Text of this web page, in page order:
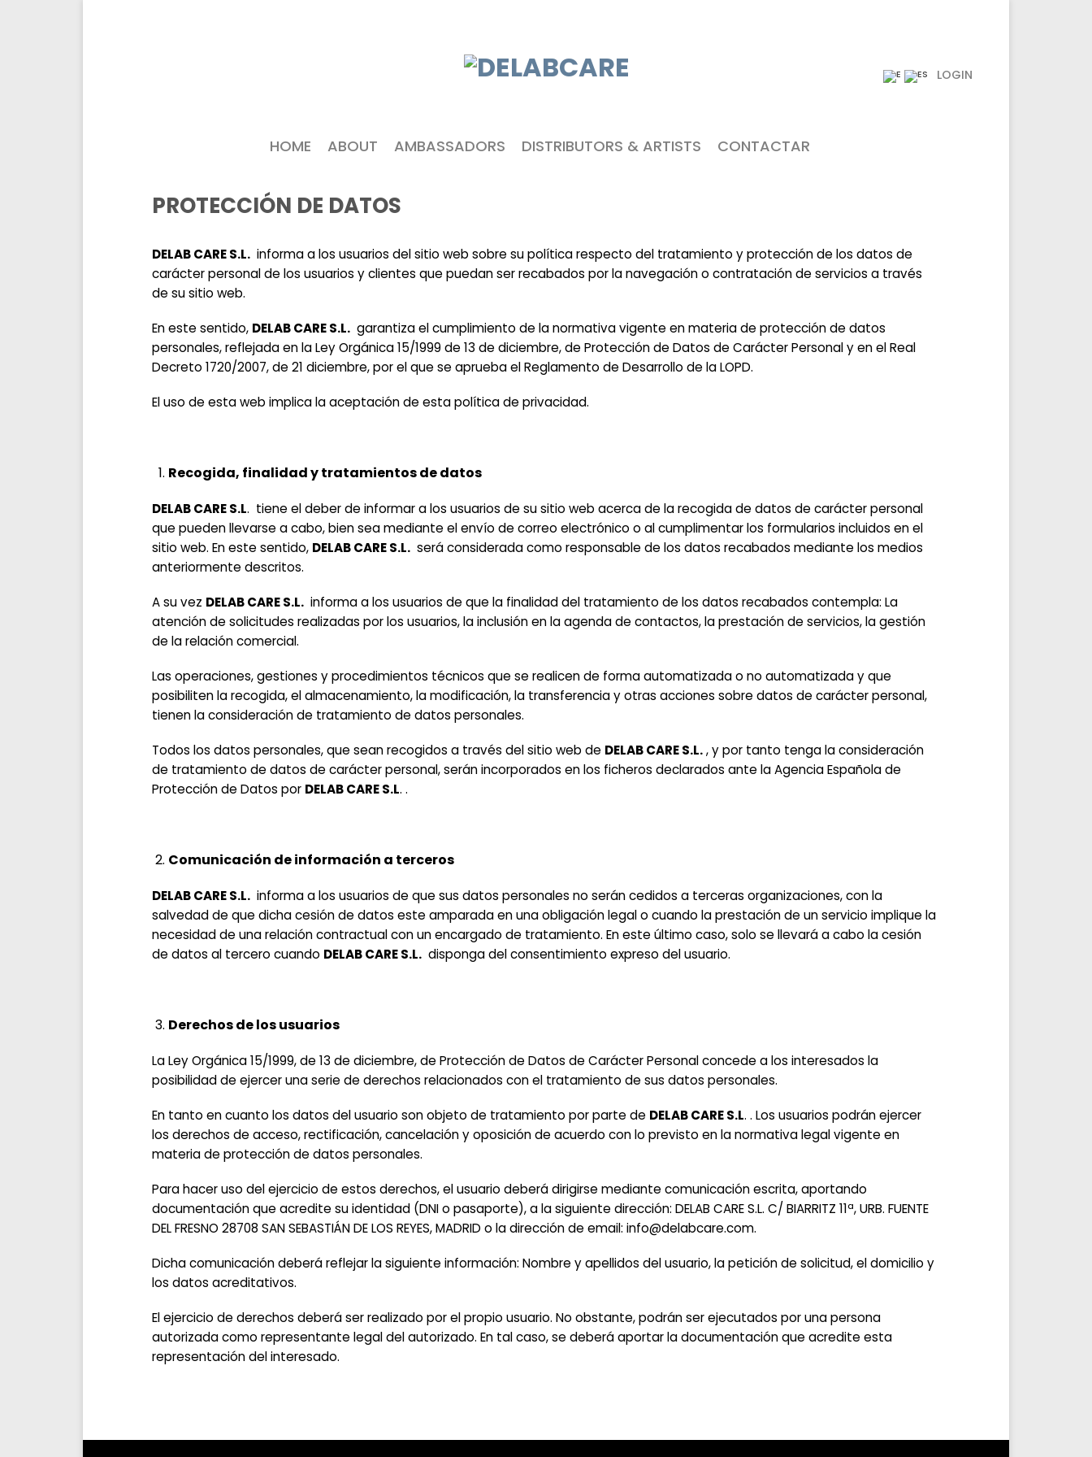
LOGIN
HOME ABOUT AMBASSADORS DISTRIBUTORS & ARTISTS CONTACTAR
PROTECCIÓN DE DATOS
DELAB CARE S.L. informa a los usuarios del sitio web sobre su política respecto del tratamiento y protección de los datos de
carácter personal de los usuarios y clientes que puedan ser recabados por la navegación o contratación de servicios a través
de su sitio web.
En este sentido, DELAB CARE S.L. garantiza el cumplimiento de la normativa vigente en materia de protección de datos
personales, reflejada en la Ley Orgánica 15/1999 de 13 de diciembre, de Protección de Datos de Carácter Personal y en el Real
Decreto 1720/2007, de 21 diciembre, por el que se aprueba el Reglamento de Desarrollo de la LOPD.
El uso de esta web implica la aceptación de esta política de privacidad.
Recogida, finalidad y tratamientos de datos
DELAB CARE S.L. tiene el deber de informar a los usuarios de su sitio web acerca de la recogida de datos de carácter personal
que pueden llevarse a cabo, bien sea mediante el envío de correo electrónico o al cumplimentar los formularios incluidos en el
sitio web. En este sentido, DELAB CARE S.L. será considerada como responsable de los datos recabados mediante los medios
anteriormente descritos.
A su vez DELAB CARE S.L. informa a los usuarios de que la finalidad del tratamiento de los datos recabados contempla: La
atención de solicitudes realizadas por los usuarios, la inclusión en la agenda de contactos, la prestación de servicios, la gestión
de la relación comercial.
Las operaciones, gestiones y procedimientos técnicos que se realicen de forma automatizada o no automatizada y que
posibiliten la recogida, el almacenamiento, la modificación, la transferencia y otras acciones sobre datos de carácter personal,
tienen la consideración de tratamiento de datos personales.
Todos los datos personales, que sean recogidos a través del sitio web de DELAB CARE S.L., y por tanto tenga la consideración
de tratamiento de datos de carácter personal, serán incorporados en los ficheros declarados ante la Agencia Española de
Protección de Datos por DELAB CARE S.L. .
Comunicación de información a terceros
DELAB CARE S.L. informa a los usuarios de que sus datos personales no serán cedidos a terceras organizaciones, con la
salvedad de que dicha cesión de datos este amparada en una obligación legal o cuando la prestación de un servicio implique la
necesidad de una relación contractual con un encargado de tratamiento. En este último caso, solo se llevará a cabo la cesión
de datos al tercero cuando DELAB CARE S.L. disponga del consentimiento expreso del usuario.
Derechos de los usuarios
La Ley Orgánica 15/1999, de 13 de diciembre, de Protección de Datos de Carácter Personal concede a los interesados la
posibilidad de ejercer una serie de derechos relacionados con el tratamiento de sus datos personales.
En tanto en cuanto los datos del usuario son objeto de tratamiento por parte de DELAB CARE S.L. . Los usuarios podrán ejercer
los derechos de acceso, rectificación, cancelación y oposición de acuerdo con lo previsto en la normativa legal vigente en
materia de protección de datos personales.
Para hacer uso del ejercicio de estos derechos, el usuario deberá dirigirse mediante comunicación escrita, aportando
documentación que acredite su identidad (DNI o pasaporte), a la siguiente dirección: DELAB CARE S.L. C/ BIARRITZ 11ª, URB. FUENTE
DEL FRESNO 28708 SAN SEBASTIÁN DE LOS REYES, MADRID o la dirección de email: info@delabcare.com.
Dicha comunicación deberá reflejar la siguiente información: Nombre y apellidos del usuario, la petición de solicitud, el domicilio y
los datos acreditativos.
El ejercicio de derechos deberá ser realizado por el propio usuario. No obstante, podrán ser ejecutados por una persona
autorizada como representante legal del autorizado. En tal caso, se deberá aportar la documentación que acredite esta
representación del interesado.